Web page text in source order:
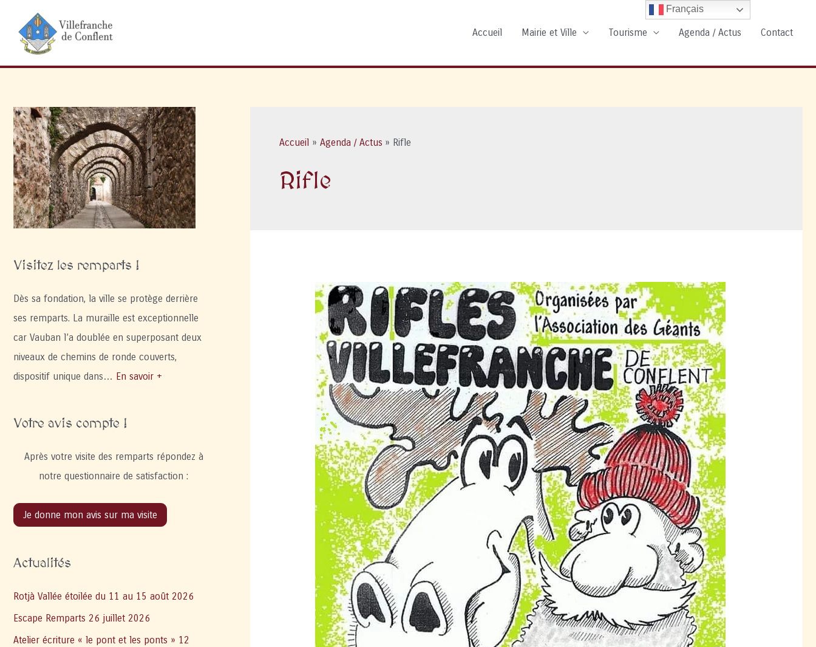
contenu
Accueil Mairie et Ville Tourisme Agenda / Actus Contact
Visitez les remparts !
Dès sa fondation, la ville se protège derrière
ses remparts. La muraille est exceptionnelle
car Vauban l’a doublée en superposant deux
niveaux de chemins de ronde couverts,
dispositif unique dans… En savoir +
Votre avis compte !
Après votre visite des remparts répondez à
notre questionnaire de satisfaction :
Je donne mon avis sur ma visite
Actualités
Rotjà Vallée étoilée du 11 au 15 août 2026
Escape Remparts 26 juillet 2026
Atelier écriture « le pont et les ponts » 12
Accueil Agenda / Actus Rifle
Rifle
Français